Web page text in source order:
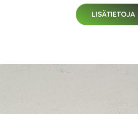
LISÄTIETOJA